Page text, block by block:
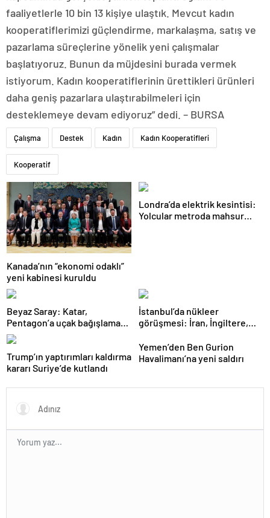
faaliyetlerle 10 bin 13 kişiye ulaştık. Mevcut kadın
kooperatiflerimizi güçlendirme, markalaşma, satış ve
pazarlama süreçlerine yönelik yeni çalışmalar
başlatıyoruz. Bunun da müjdesini burada vermek
istiyorum. Kadın kooperatiflerinin ürettikleri ürünleri
daha geniş pazarlara ulaştırabilmeleri için
desteklemeye devam ediyoruz” dedi. – BURSA
Çalışma Destek Kadın Kadın Kooperatifleri
Kooperatif
Kanada’nın “ekonomi odaklı”
yeni kabinesi kuruldu
Londra’da elektrik kesintisi:
Yolcular metroda mahsur
Beyaz Saray: Katar,
Pentagon’a uçak bağışlamayı
teklif etti
İstanbul’da nükleer
görüşmesi: İran, İngiltere,
Trump’ın yaptırımları kaldırma
kararı Suriye’de kutlandı
Yemen’den Ben Gurion
Havalimanı’na yeni saldırı